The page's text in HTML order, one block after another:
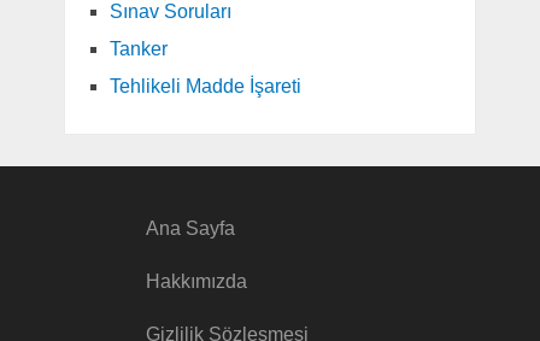
Sınav Soruları
Tanker
Tehlikeli Madde İşareti
Ana Sayfa
Hakkımızda
Gizlilik Sözleşmesi